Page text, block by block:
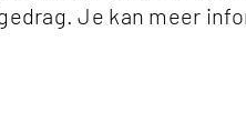
Je kan meer